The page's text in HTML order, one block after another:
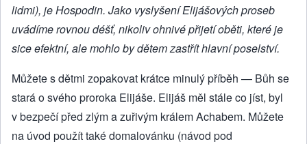
lidmi), je Hospodin. Jako vyslyšení Elijášových proseb
uvádíme rovnou déšť, nikoliv ohnivé přijetí oběti, které je
sice efektní, ale mohlo by dětem zastřít hlavní poselství.
Můžete s dětmi zopakovat krátce minulý příběh — Bůh se
stará o svého proroka Elijáše. Elijáš měl stále co jíst, byl
v bezpečí před zlým a zuřivým králem Achabem. Můžete
na úvod použít také domalovánku (návod pod